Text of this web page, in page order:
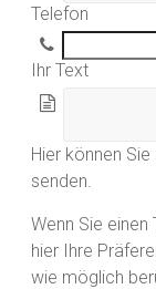
Telefon
Ihr Text
Hier können
senden.
Wenn Sie
hier Ihre
wie möglich